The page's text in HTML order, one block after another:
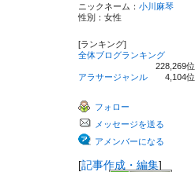
ニックネーム： 小川麻琴
性別： 女性
[ランキング]
全体ブログランキング
228,269位
アラサージャンル 4,104位
フォロー
メッセージを送る
アメンバーになる
[記事作成・編集]